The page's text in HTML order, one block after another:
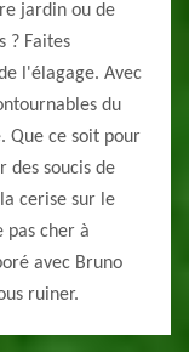
jardin ou de
? Faites
l'élagage. Avec
du
Que ce soit pour
soucis de
cerise sur le
pas cher à
avec Bruno
ruiner.